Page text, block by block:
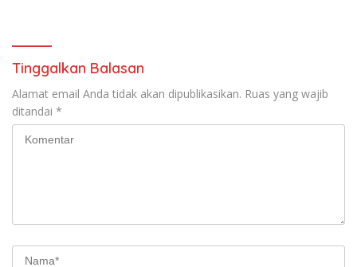
Tinggalkan Balasan
Alamat email Anda tidak akan dipublikasikan. Ruas yang wajib
ditandai *